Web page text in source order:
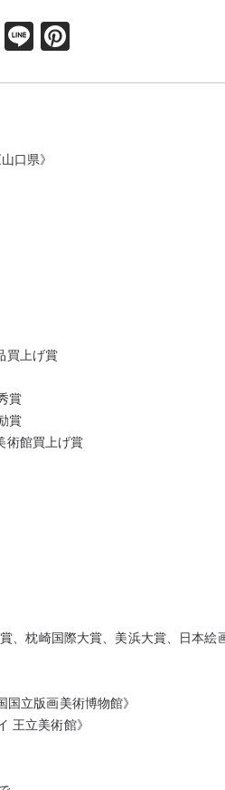
Twitter
Line
口県》
買上げ賞
賞
賞
術館買上げ賞
、枕崎国際大賞、美浜大賞、日本絵
国立版画美術博物館》
王立美術館》